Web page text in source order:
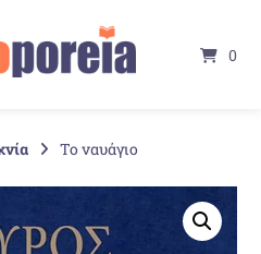
0
Το ναυάγιο